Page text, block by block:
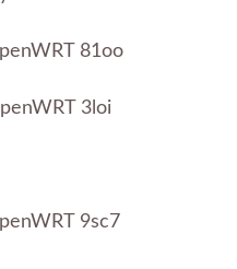
81oo
3loi
9sc7